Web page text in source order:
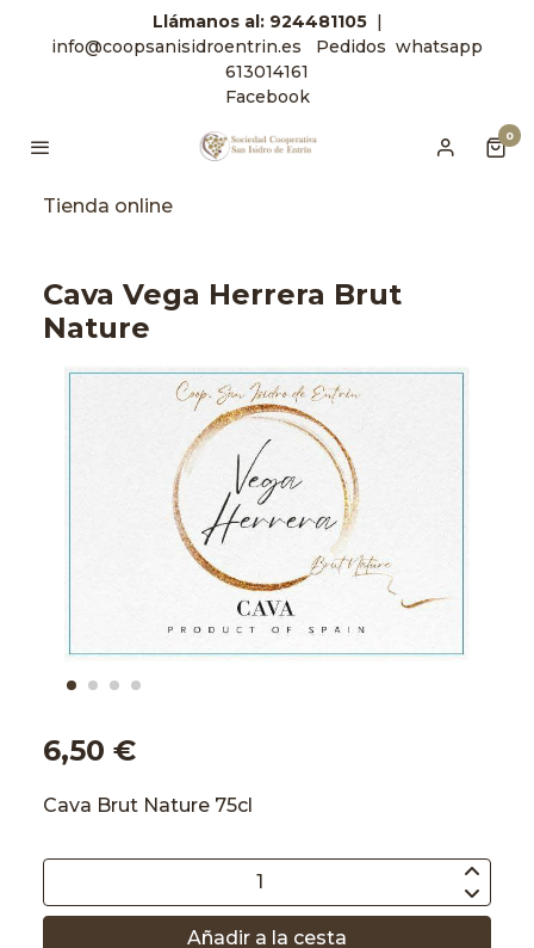
Llámanos al: 924481105 |
info@coopsanisidroentrin.es
Pedidos whatsapp
613014161
Facebook
0
Tienda online
Cava Vega Herrera Brut
Nature
6,50 €
Cava Brut Nature 75cl
Añadir a la cesta